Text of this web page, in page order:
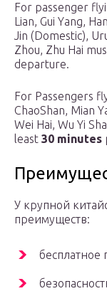
For passenger
Lian, Gui Yang,
Jin (Domestic),
Zhou, Zhu Hai
departure.
For Passengers
ChaoShan, Mian
Wei Hai, Wu Yi
least 30 minutes
У крупной
преимуществ:
бесплатное